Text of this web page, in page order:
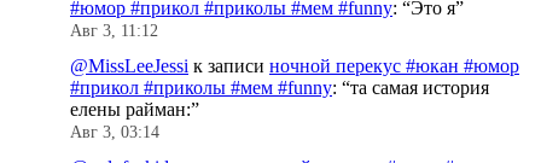
#юмор #прикол #приколы #мем #funny: “Это я”
Авг 3, 11:12
@MissLeeJessi к записи ночной перекус #юкан #юмор
#прикол #приколы #мем #funny: “та самая история
елены райман:”
Авг 3, 03:14